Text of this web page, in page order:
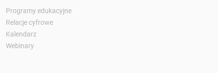
Programy edukacyjne
Relacje cyfrowe
Kalendarz
Webinary